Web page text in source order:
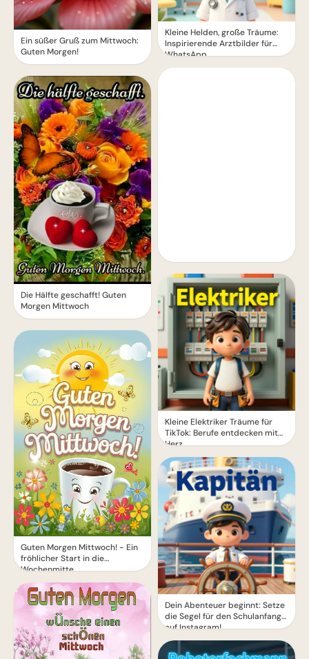
Ein süßer Gruß zum Mittwoch:
Guten Morgen!
Die Hälfte geschafft! Guten
Morgen Mittwoch
Guten Morgen Mittwoch! - Ein
fröhlicher Start in die
Wochenmitte
Kleine Helden, große Träume:
Inspirierende Arztbilder für
WhatsApp.
Kleine Elektriker Träume für
TikTok: Berufe entdecken mit
Herz
Dein Abenteuer beginnt: Setze
die Segel für den Schulanfang
auf Instagram!